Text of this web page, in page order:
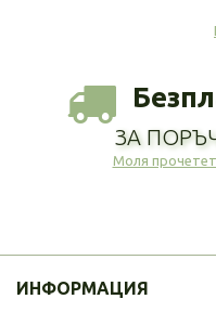
ЗА
Моля
ИНФОРМАЦИЯ